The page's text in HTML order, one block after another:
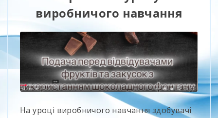
виробничого навчання
На уроці виробничого навчання здобувачі